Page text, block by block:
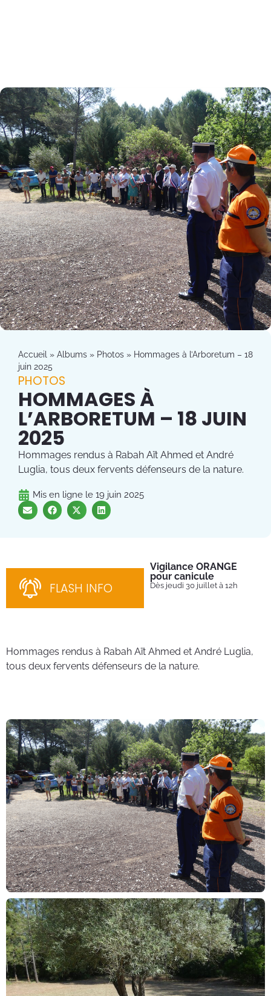
Accueil » Albums » Photos » Hommages à l’Arboretum – 18
juin 2025
PHOTOS
HOMMAGES À
L’ARBORETUM – 18 JUIN
2025
Hommages rendus à Rabah Aït Ahmed et André
Luglia, tous deux fervents défenseurs de la nature.
Mis en ligne le 19 juin 2025
FLASH INFO
Vigilance ORANGE
pour canicule
Dès jeudi 30 juillet à 12h
Hommages rendus à Rabah Aït Ahmed et André Luglia,
tous deux fervents défenseurs de la nature.